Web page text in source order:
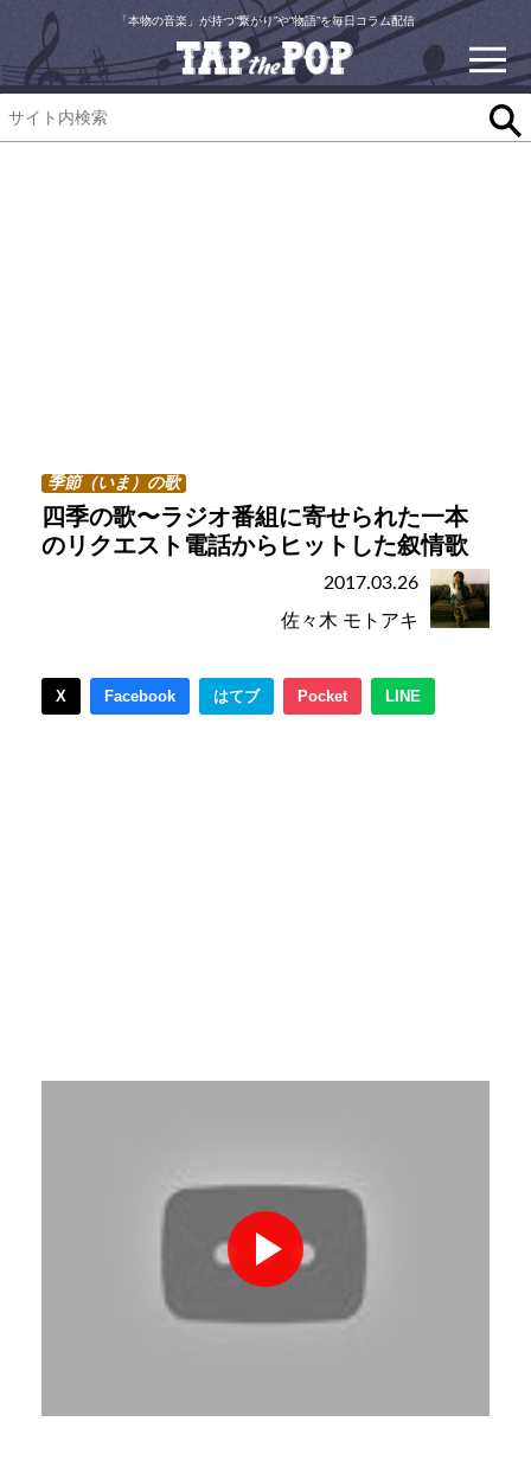
「本物の音楽」が持つ“繋がり”や“物語”を毎日コラム配信
季節（いま）の歌
四季の歌〜ラジオ番組に寄せられた一本
のリクエスト電話からヒットした叙情歌
2017.03.26
佐々木 モトアキ
X Facebook はてブ Pocket LINE